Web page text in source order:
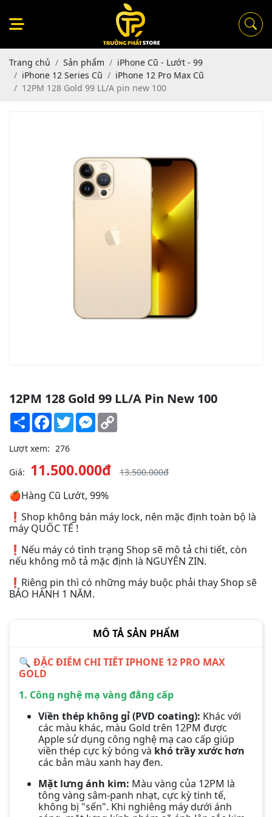
Trang chủ Sản phẩm
iPhone Cũ - Lướt - 99
iPhone 12 Series Cũ
iPhone 12 Pro Max Cũ
12PM 128 Gold 99 LL/A pin new 100
12PM 128 Gold 99 LL/A Pin New 100
Share Facebook
TwitterMessenger
Lượt xem: 276
Giá: 11.500.000đ 13.500.000đ
🍎Hàng Cũ Lướt, 99%
❗️Shop không bán máy lock, nên mặc định toàn bộ là
máy QUỐC TẾ !
❗️Nếu máy có tình trạng Shop sẽ mô tả chi tiết, còn
nếu không mô tả mặc định là NGUYÊN ZIN.
❗️Riêng pin thì có những máy buộc phải thay Shop sẽ
BẢO HÀNH 1 NĂM.
MÔ TẢ SẢN PHẨM
🔍 ĐẶC ĐIỂM CHI TIẾT IPHONE 12 PRO MAX
GOLD
1. Công nghệ mạ vàng đẳng cấp
Viền thép không gỉ (PVD coating): Khác với
các màu khác, màu Gold trên 12PM được
Apple sử dụng công nghệ mạ cao cấp giúp
viền thép cực kỳ bóng và khó trầy xước hơn
các bản màu xanh hay đen.
Mặt lưng ánh kim: Màu vàng của 12PM là
tông vàng sâm-panh nhạt, cực kỳ tinh tế,
không bị "sến". Khi nghiêng máy dưới ánh